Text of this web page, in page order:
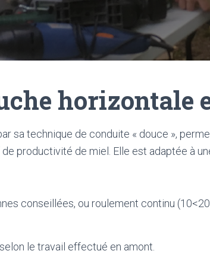
horizontale
sa technique de conduite « douce »,
productivité de miel. Elle est adaptée à
conseillées, ou roulement continu
le travail effectué en amont.